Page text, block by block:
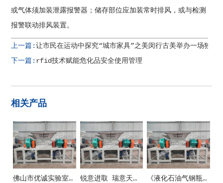
或气体须加装泄露报警器；储存部位应加装常时排风，或与检测
报警联动排风装置。
上一篇:让市民在运动中探究“城市家具”之美闵行古美举办一场独具
下一篇: rfid技术赋能危化品安全使用管理
相关产品
佛山市优诚实验室设备有限公司 锐意进取 瑞意天诚关注实验室安全 《液化石油气钢瓶》新国标10月1日正式施行！防止液化气瓶事端这些要紧记！